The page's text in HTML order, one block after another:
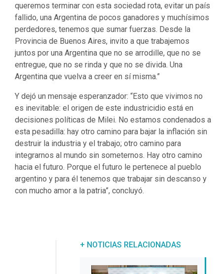
queremos terminar con esta sociedad rota, evitar un país
fallido, una Argentina de pocos ganadores y muchísimos
perdedores, tenemos que sumar fuerzas. Desde la
Provincia de Buenos Aires, invito a que trabajemos
juntos por una Argentina que no se arrodille, que no se
entregue, que no se rinda y que no se divida. Una
Argentina que vuelva a creer en sí misma.”
Y dejó un mensaje esperanzador: “Esto que vivimos no
es inevitable: el origen de este industricidio está en
decisiones políticas de Milei. No estamos condenados a
esta pesadilla: hay otro camino para bajar la inflación sin
destruir la industria y el trabajo; otro camino para
integrarnos al mundo sin someternos. Hay otro camino
hacia el futuro. Porque el futuro le pertenece al pueblo
argentino y para él tenemos que trabajar sin descanso y
con mucho amor a la patria”, concluyó.
+ NOTICIAS RELACIONADAS